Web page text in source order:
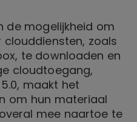
de mogelijkheid om
zoals
te downloaden en
cloudtoegang,
maakt het
om hun materiaal
mee naartoe te